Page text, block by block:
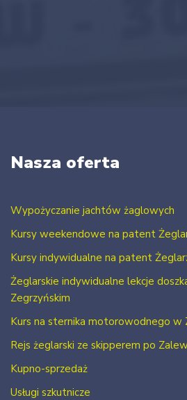
Nasza oferta
Wypożyczanie jachtów żaglowych
Kursy weekendowe na patent
Kursy indywidualne na patent
Żeglarskie indywidualne lekcje
Zegrzyńskim
Kurs na sternika motorowodnego w
Rejs żeglarski ze skipperem po
Kupno-sprzedaż
Usługi szkutnicze